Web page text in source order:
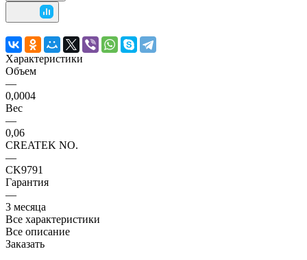
Характеристики
Объем
—
0,0004
Вес
—
0,06
CREATEK NO.
—
CK9791
Гарантия
—
3 месяца
Все характеристики
Все описание
Заказать